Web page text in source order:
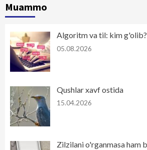
Muammo
Algoritm va til: kim g'olib?
05.08.2026
Qushlar xavf ostida
15.04.2026
Zilzilani o'rganmasa ham